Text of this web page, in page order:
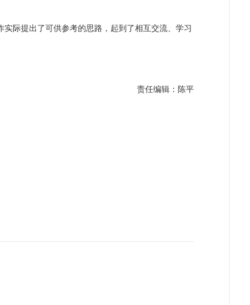
际提出了可供参考的思路，起到了相互交流、学习
责任编辑：陈平